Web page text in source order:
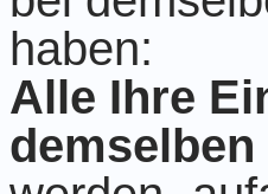
haben:
Alle Ihre